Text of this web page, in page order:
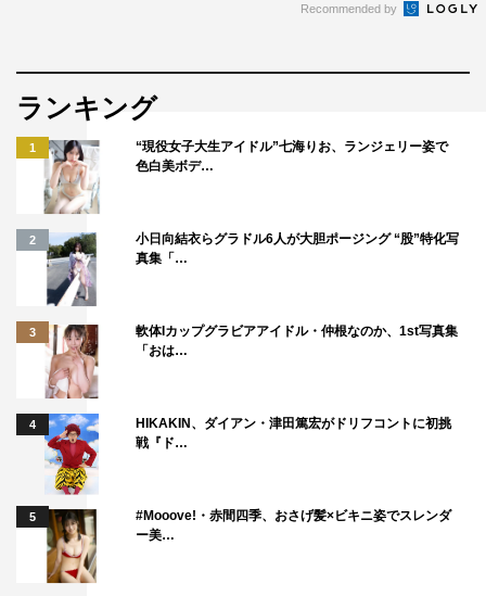
http://www.uchiagehanabi.jp/
宮野真守
Recommended by
ランキング
1
“現役女子大生アイドル”七海りお、ランジェリー姿で
色白美ボデ…
2
小日向結衣らグラドル6人が大胆ポージング “股”特化写
真集「…
3
軟体Iカップグラビアアイドル・仲根なのか、1st写真集
「おは…
4
HIKAKIN、ダイアン・津田篤宏がドリフコントに初挑
戦『ド…
5
#Mooove!・赤間四季、おさげ髪×ビキニ姿でスレンダ
ー美…